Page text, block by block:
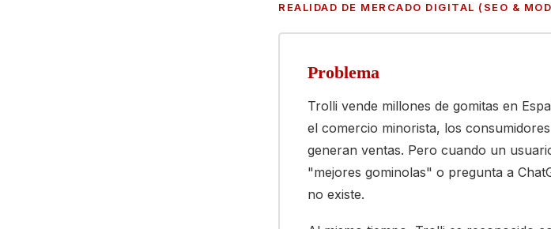
REALIDAD DE MERCADO DIGITAL (SEO &
Problema
Trolli vende millones de gomitas en
el comercio minorista, los
generan ventas. Pero cuando un
"mejores gominolas" o pregunta a
no existe.